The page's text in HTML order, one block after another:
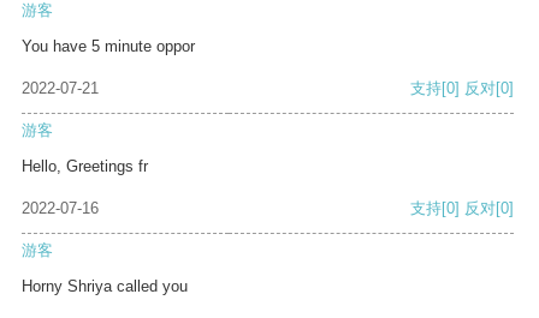
游客
You have 5 minute oppor
2022-07-21 支持[0] 反对[0]
游客
Hello, Greetings fr
2022-07-16 支持[0] 反对[0]
游客
Horny Shriya called you